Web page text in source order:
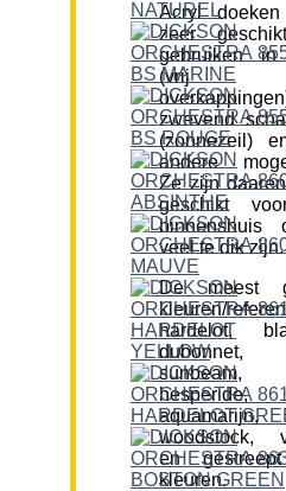
Acryl
zeer
gebruiken in
(vrij
zwevend
(zonnezeil)
andere
Ze zijn
geschikt
binnenshuis
veel te dik zijn.
De meest
kleuren/
hardelot,
dubonnet,
hesperide,
aquamarijn,
woodstock,
en
kleuren.